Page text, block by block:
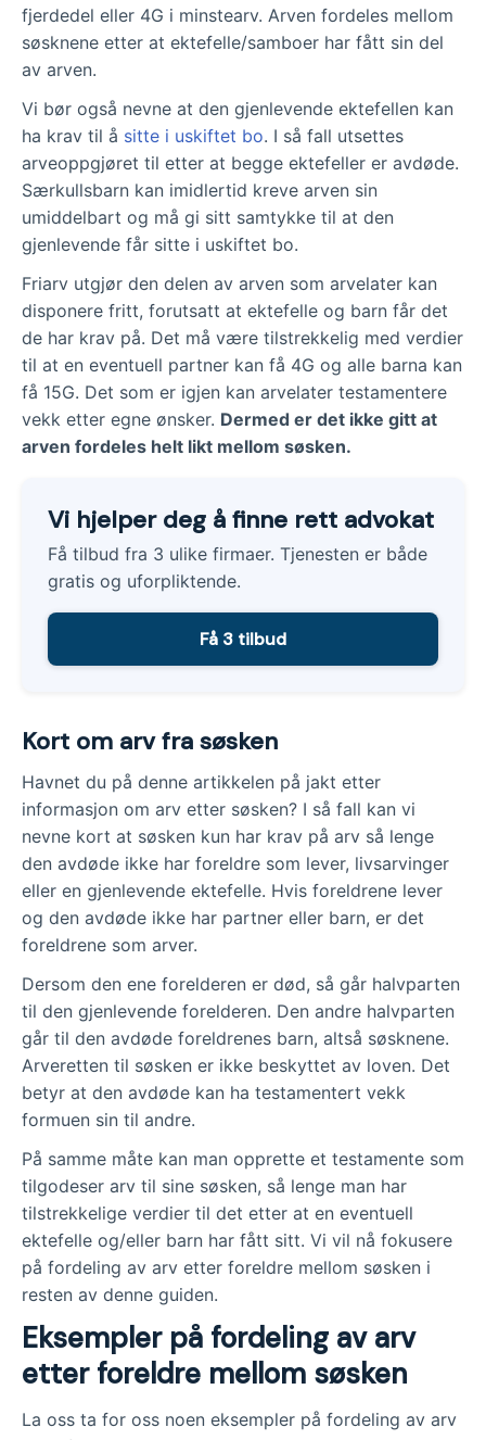
fjerdedel eller 4G i minstearv. Arven fordeles mellom
søsknene etter at ektefelle/samboer har fått sin del
av arven.
Vi bør også nevne at den gjenlevende ektefellen kan
ha krav til å sitte i uskiftet bo. I så fall utsettes
arveoppgjøret til etter at begge ektefeller er avdøde.
Særkullsbarn kan imidlertid kreve arven sin
umiddelbart og må gi sitt samtykke til at den
gjenlevende får sitte i uskiftet bo.
Friarv utgjør den delen av arven som arvelater kan
disponere fritt, forutsatt at ektefelle og barn får det
de har krav på. Det må være tilstrekkelig med verdier
til at en eventuell partner kan få 4G og alle barna kan
få 15G. Det som er igjen kan arvelater testamentere
vekk etter egne ønsker. Dermed er det ikke gitt at
arven fordeles helt likt mellom søsken.
Vi hjelper deg å finne rett advokat
Få tilbud fra 3 ulike firmaer. Tjenesten er både
gratis og uforpliktende.
Få 3 tilbud
Kort om arv fra søsken
Havnet du på denne artikkelen på jakt etter
informasjon om arv etter søsken? I så fall kan vi
nevne kort at søsken kun har krav på arv så lenge
den avdøde ikke har foreldre som lever, livsarvinger
eller en gjenlevende ektefelle. Hvis foreldrene lever
og den avdøde ikke har partner eller barn, er det
foreldrene som arver.
Dersom den ene forelderen er død, så går halvparten
til den gjenlevende forelderen. Den andre halvparten
går til den avdøde foreldrenes barn, altså søsknene.
Arveretten til søsken er ikke beskyttet av loven. Det
betyr at den avdøde kan ha testamentert vekk
formuen sin til andre.
På samme måte kan man opprette et testamente som
tilgodeser arv til sine søsken, så lenge man har
tilstrekkelige verdier til det etter at en eventuell
ektefelle og/eller barn har fått sitt. Vi vil nå fokusere
på fordeling av arv etter foreldre mellom søsken i
resten av denne guiden.
Eksempler på fordeling av arv
etter foreldre mellom søsken
La oss ta for oss noen eksempler på fordeling av arv